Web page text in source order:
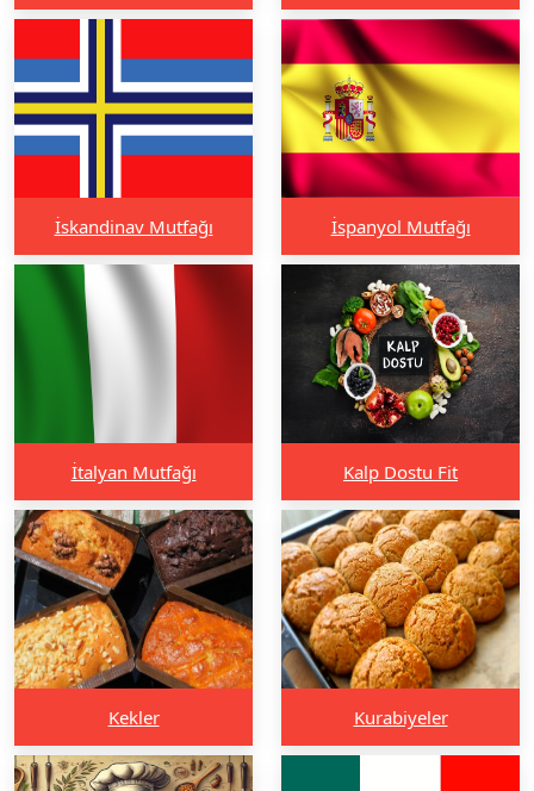
İskandinav Mutfağı İspanyol Mutfağı
İtalyan Mutfağı Kalp Dostu Fit
Kekler Kurabiyeler